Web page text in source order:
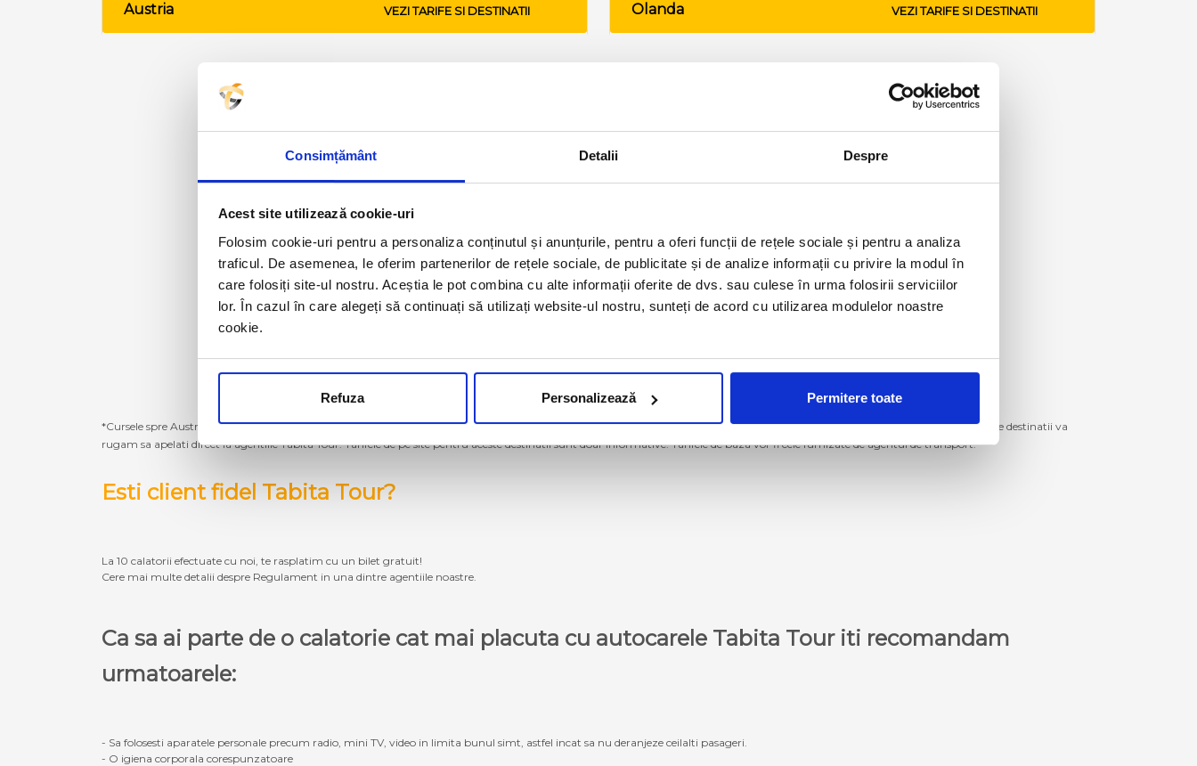
Consimțământ Detalii Despre
Acest site utilizează cookie-uri
Folosim cookie-uri pentru a personaliza conținutul și anunțurile, pentru a oferi funcții de rețele sociale și pentru a analiza
traficul. De asemenea, le oferim partenerilor de rețele sociale, de publicitate și de analize informații cu privire la modul în
care folosiți site-ul nostru. Aceștia le pot combina cu alte informații oferite de dvs. sau culese în urma folosirii serviciilor
lor. În cazul în care alegeți să continuați să utilizați website-ul nostru, sunteți de acord cu utilizarea modulelor noastre
cookie.
Refuza Personalizează Permitere toate
Austria VEZI TARIFE SI DESTINATII Olanda VEZI TARIFE SI DESTINATII
*Cursele spre Austria, Germania, Belgia, Olanda, Luxemburg momentan nu se mai operează cu autocarele proprii Tabita Tour. Pentru a achizitiona bilete de autocar spre aceste destinatii va
rugam sa apelati direct la agentiile Tabita Tour. Tarifele de pe site pentru aceste destinatii sunt doar informative. Tarifele de baza vor fi cele furnizate de agentul de transport.
Esti client fidel Tabita Tour?
La 10 calatorii efectuate cu noi, te rasplatim cu un bilet gratuit!
Cere mai multe detalii despre Regulament in una dintre agentiile noastre.
Ca sa ai parte de o calatorie cat mai placuta cu autocarele Tabita Tour iti recomandam
urmatoarele:
- Sa folosesti aparatele personale precum radio, mini TV, video in limita bunul simt, astfel incat sa nu deranjeze ceilalti pasageri.
- O igiena corporala corespunzatoare